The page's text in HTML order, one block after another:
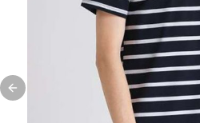
Previous slide